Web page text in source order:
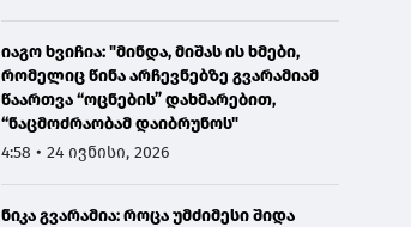
იაგო ხვიჩია: "მინდა, მიშას ის ხმები,
რომელიც წინა არჩევნებზე გვარამიამ
წაართვა “ოცნების” დახმარებით,
“ნაცმოძრაობამ დაიბრუნოს"
4:58 • 24 ივნისი, 2026
ნიკა გვარამია: როცა უმძიმესი შიდა